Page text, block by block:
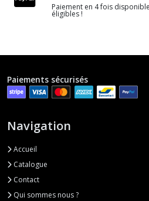
Paiement en 4 fois
éligibles !
Paiements sécurisés
Navigation
Accueil
Catalogue
Contact
Qui sommes nous ?